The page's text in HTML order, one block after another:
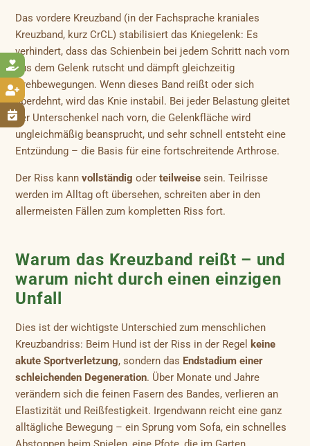



Das vordere Kreuzband (in der Fachsprache kraniales
Kreuzband, kurz CrCL) stabilisiert das Kniegelenk: Es
verhindert, dass das Schienbein bei jedem Schritt nach vorn
aus dem Gelenk rutscht und dämpft gleichzeitig
Drehbewegungen. Wenn dieses Band reißt oder sich
überdehnt, wird das Knie instabil. Bei jeder Belastung gleitet
der Unterschenkel nach vorn, die Gelenkfläche wird
ungleichmäßig beansprucht, und sehr schnell entsteht eine
Entzündung – die Basis für eine fortschreitende Arthrose.
Der Riss kannvollständig oderteilweise sein. Teilrisse
werden im Alltag oft übersehen, schreiten aber in den
allermeisten Fällen zum kompletten Riss fort.
Warum das Kreuzband reißt – und
warum nicht durch einen einzigen
Unfall
Dies ist der wichtigste Unterschied zum menschlichen
Kreuzbandriss: Beim Hund ist der Riss in der Regel
keine
akute Sportverletzung, sondern das Endstadium einer
schleichenden Degeneration. Über Monate und Jahre
verändern sich die feinen Fasern des Bandes, verlieren an
Elastizität und Reißfestigkeit. Irgendwann reicht eine ganz
alltägliche Bewegung – ein Sprung vom Sofa, ein schnelles